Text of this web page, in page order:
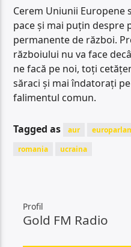
Cerem Uniunii Europene
pace și mai puțin despre
permanente de război.
războiului nu va face
ne facă pe noi, toți
săraci și mai îndatorați
falimentul comun.
Tagged as aur
romania
ucraina
Profil
Gold FM Radio